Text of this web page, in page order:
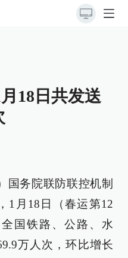
18日共发送
国务院联防联控机制
1月18日（春运第12
国铁路、公路、水
万人次，环比增长